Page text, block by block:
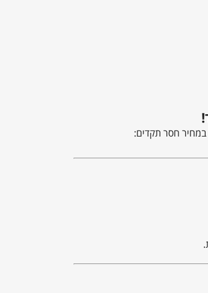
במחיר חסר תקדים: